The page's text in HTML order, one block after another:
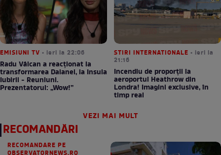
EMISIUNI TV • ieri la 22:06
Radu Vâlcan a reacționat la
transformarea Daianei, la Insula
Iubirii - Reuniuni.
Prezentatorul: „Wow!”
STIRI INTERNATIONALE • ieri la
21:16
Incendiu de proporții la
aeroportul Heathrow din
Londra! Imagini exclusive, în
timp real
VEZI MAI MULT
RECOMANDĂRI
RECOMANDARE PE